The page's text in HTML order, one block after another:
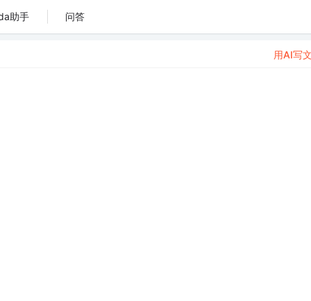
助手 问答
用AI写